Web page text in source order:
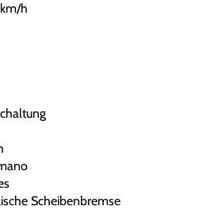
h
Scheibenbremse